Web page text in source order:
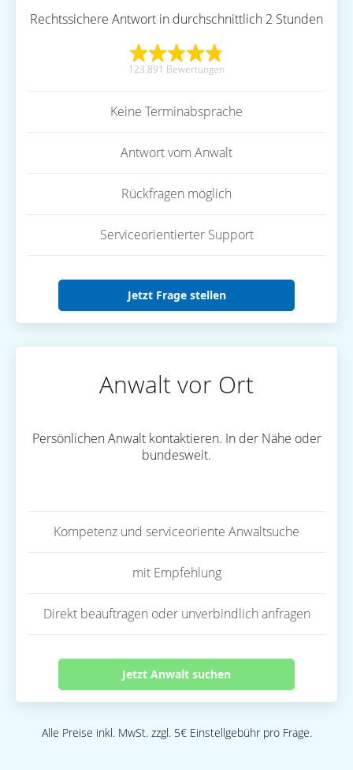
Rechtssichere Antwort in durchschnittlich 2 Stunden
123.891 Bewertungen
Keine Terminabsprache
Antwort vom Anwalt
Rückfragen möglich
Serviceorientierter Support
Jetzt Frage stellen
Anwalt vor Ort
Persönlichen Anwalt kontaktieren. In der Nähe oder
bundesweit.
Kompetenz und serviceoriente Anwaltsuche
mit Empfehlung
Direkt beauftragen oder unverbindlich anfragen
Jetzt Anwalt suchen
Alle Preise inkl. MwSt. zzgl. 5€ Einstellgebühr pro Frage.